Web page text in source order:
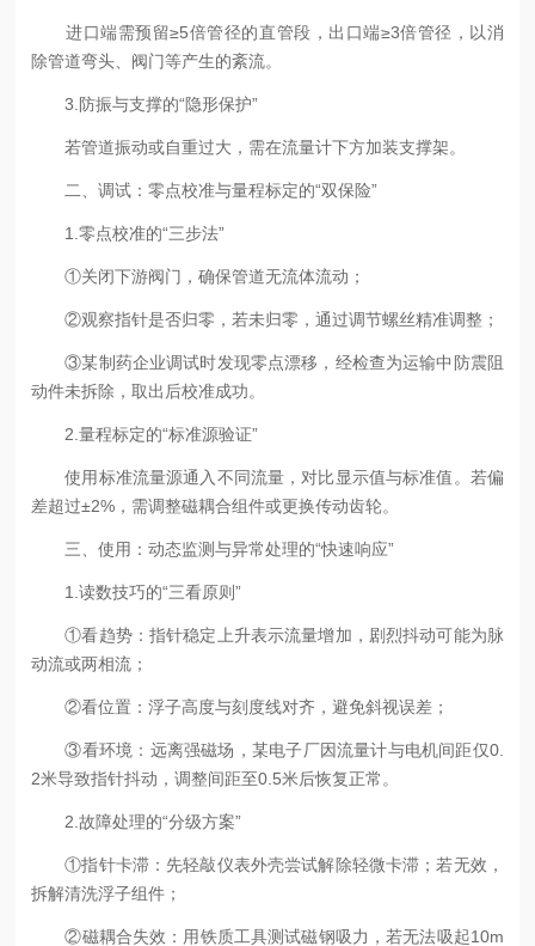
进口端需预留≥5倍管径的直管段，出口端≥3倍管径，以消
除管道弯头、阀门等产生的紊流。
3.防振与支撑的“隐形保护”
若管道振动或自重过大，需在流量计下方加装支撑架。
二、调试：零点校准与量程标定的“双保险”
1.零点校准的“三步法”
①关闭下游阀门，确保管道无流体流动；
②观察指针是否归零，若未归零，通过调节螺丝精准调整；
③某制药企业调试时发现零点漂移，经检查为运输中防震阻
动件未拆除，取出后校准成功。
2.量程标定的“标准源验证”
使用标准流量源通入不同流量，对比显示值与标准值。若偏
差超过±2%，需调整磁耦合组件或更换传动齿轮。
三、使用：动态监测与异常处理的“快速响应”
1.读数技巧的“三看原则”
①看趋势：指针稳定上升表示流量增加，剧烈抖动可能为脉
动流或两相流；
②看位置：浮子高度与刻度线对齐，避免斜视误差；
③看环境：远离强磁场，某电子厂因流量计与电机间距仅0.
2米导致指针抖动，调整间距至0.5米后恢复正常。
2.故障处理的“分级方案”
①指针卡滞：先轻敲仪表外壳尝试解除轻微卡滞；若无效，
拆解清洗浮子组件；
②磁耦合失效：用铁质工具测试磁钢吸力，若无法吸起10m